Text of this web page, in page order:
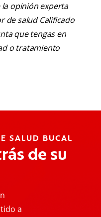
opinión experta
de salud Calificado
que tengas en
o tratamiento
SALUD BUCAL
de su
a